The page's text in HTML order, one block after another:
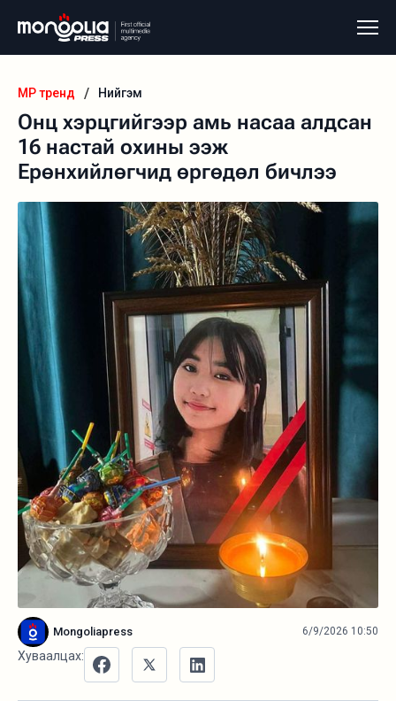
MP тренд / Нийгэм
Онц хэрцгийгээр амь насаа алдсан
16 настай охины ээж
Ерөнхийлөгчид өргөдөл бичлээ
Mongoliapress 6/9/2026 10:50
Хуваалцах: